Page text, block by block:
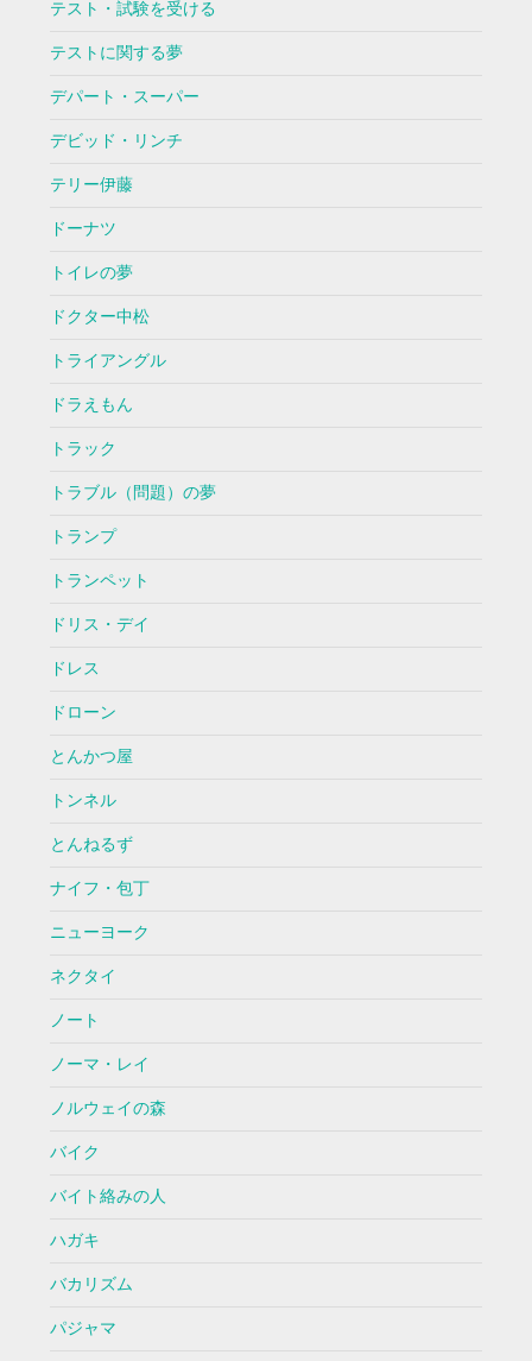
テスト・試験を受ける
テストに関する夢
デパート・スーパー
デビッド・リンチ
テリー伊藤
ドーナツ
トイレの夢
ドクター中松
トライアングル
ドラえもん
トラック
トラブル（問題）の夢
トランプ
トランペット
ドリス・デイ
ドレス
ドローン
とんかつ屋
トンネル
とんねるず
ナイフ・包丁
ニューヨーク
ネクタイ
ノート
ノーマ・レイ
ノルウェイの森
バイク
バイト絡みの人
ハガキ
バカリズム
パジャマ